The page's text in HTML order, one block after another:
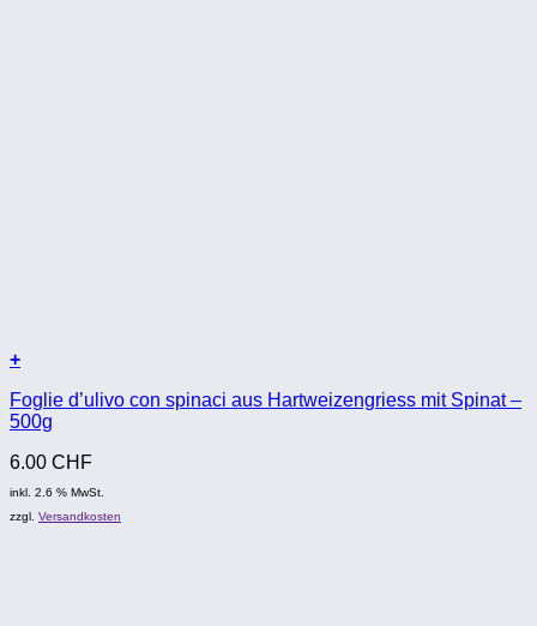
+
Foglie d’ulivo con spinaci aus Hartweizengriess mit Spinat –
500g
6.00 CHF
inkl. 2.6 % MwSt.
zzgl. Versandkosten